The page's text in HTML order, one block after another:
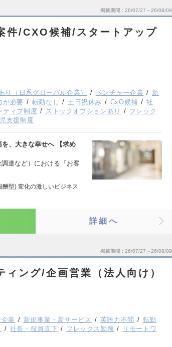
掲載期間 26/07/27～26/08/09
件/CXO候補/スタートアップ
り（日系グローバル企業） ベンチャー企業
新
が必要 転勤なし 土日祝休み CxO候補
社
ティブ制度 ストックオプションあり
フレック
支援制度
、大きな幸せへ 【求め
達など）における『お客
型) 変化の激しいビジネス
詳細へ
掲載期間 26/07/27～26/08/09
ング/企画営業（法人向け）
業 新規事業・新サービス 英語力不問
転勤
社長・役員直下 フレックス勤務
リモートワ